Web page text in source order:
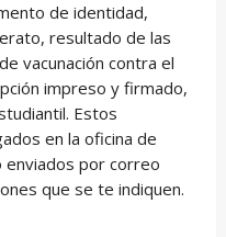
de identidad,
resultado de las
vacunación contra el
impreso y firmado,
Estos
en la oficina de
enviados por correo
que se te indiquen.